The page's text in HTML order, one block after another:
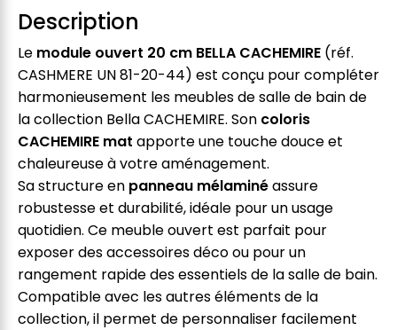
Description
Le module ouvert 20 cm BELLA CACHEMIRE (réf.
CASHMERE UN 81-20-44) est conçu pour compléter
harmonieusement les meubles de salle de bain de
la collection Bella CACHEMIRE. Son coloris
CACHEMIRE mat apporte une touche douce et
chaleureuse à votre aménagement.
Sa structure en panneau mélaminéassure
robustesse et durabilité, idéale pour un usage
quotidien. Ce meuble ouvert est parfait pour
exposer des accessoires déco ou pour un
rangement rapide des essentiels de la salle de bain.
Compatible avec les autres éléments de la
collection, il permet de personnaliser facilement